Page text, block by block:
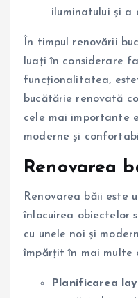
iluminatului și a
În timpul renovării
luați în considerare
funcționalitatea,
bucătărie renovată
cele mai importante
moderne și
Renovarea
Renovarea băii este
înlocuirea obiectelor
cu unele noi și
împărțit în mai multe
Planificarea